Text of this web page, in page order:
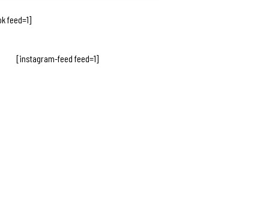
feed=1]
[instagram-feed feed=1]